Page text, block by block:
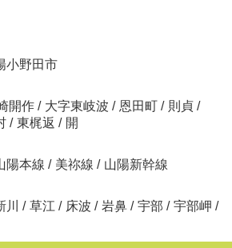
小野田市
開作 / 大字東岐波 / 恩田町 / 則貞 /
/ 東梶返 / 開
陽本線 / 美祢線 / 山陽新幹線
/ 草江 / 床波 / 岩鼻 / 宇部 / 宇部岬 /